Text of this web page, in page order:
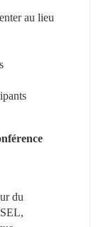
au lieu
du